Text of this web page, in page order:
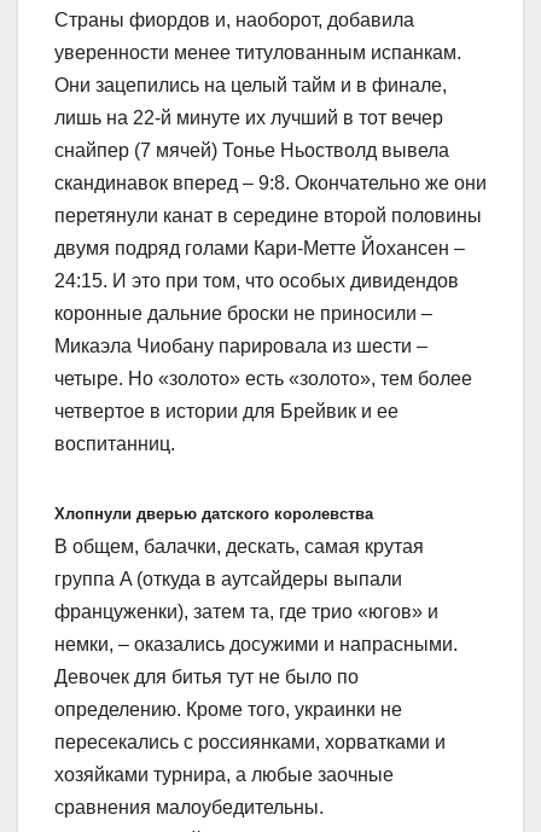
Страны фиордов и, наоборот, добавила
уверенности менее титулованным испанкам.
Они зацепились на целый тайм и в финале,
лишь на 22-й минуте их лучший в тот вечер
снайпер (7 мячей) Тонье Ньостволд вывела
скандинавок вперед – 9:8. Окончательно же они
перетянули канат в середине второй половины
двумя подряд голами Кари-Метте Йохансен –
24:15. И это при том, что особых дивидендов
коронные дальние броски не приносили –
Микаэла Чиобану парировала из шести –
четыре. Но «золото» есть «золото», тем более
четвертое в истории для Брейвик и ее
воспитанниц.
Хлопнули дверью датского королевства
В общем, балачки, дескать, самая крутая
группа A (откуда в аутсайдеры выпали
француженки), затем та, где трио «югов» и
немки, – оказались досужими и напрасными.
Девочек для битья тут не было по
определению. Кроме того, украинки не
пересекались с россиянками, хорватками и
хозяйками турнира, а любые заочные
сравнения малоубедительны.